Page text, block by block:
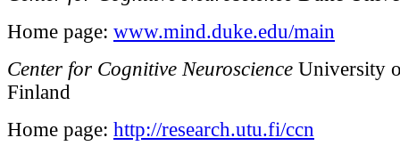
Home page: www.mind.duke.edu/main
Center for Cognitive Neuroscience University
Finland
Home page: http://research.utu.fi/ccn